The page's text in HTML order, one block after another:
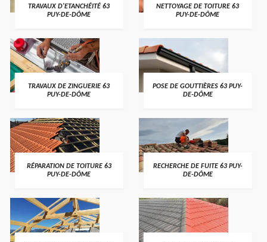
TRAVAUX D'ETANCHÉITÉ 63
PUY-DE-DÔME
NETTOYAGE DE TOITURE 63
PUY-DE-DÔME
TRAVAUX DE ZINGUERIE 63
PUY-DE-DÔME
POSE DE GOUTTIÈRES 63 PUY-
DE-DÔME
RÉPARATION DE TOITURE 63
PUY-DE-DÔME
RECHERCHE DE FUITE 63 PUY-
DE-DÔME